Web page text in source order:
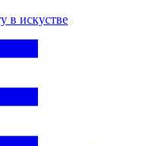
в искустве